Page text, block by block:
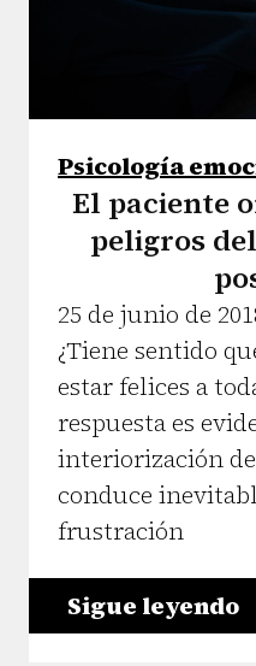
Psicología
El paciente
peligros
25 de junio de
¿Tiene sentido
estar felices a
respuesta es
interiorización
conduce
frustración
Sigue leyendo